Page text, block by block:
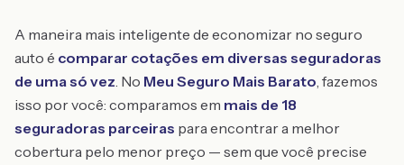
A maneira mais inteligente de economizar no seguro
auto é comparar cotações em diversas seguradoras
de uma só vez. No Meu Seguro Mais Barato, fazemos
isso por você: comparamos em mais de 18
seguradoras parceiras para encontrar a melhor
cobertura pelo menor preço — sem que você precise